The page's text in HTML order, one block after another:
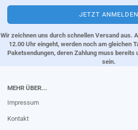
Wir zeichnen uns durch schnellen Versand aus.
12.00 Uhr eingeht, werden noch am gleichen
Paketsendungen, deren Zahlung muss bereits
sein.
MEHR ÜBER...
Impressum
Kontakt